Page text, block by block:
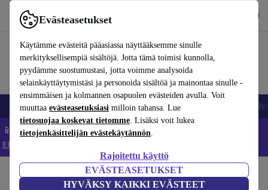
Evästeasetukset
Käytämme evästeitä pääasiassa näyttääksemme sinulle
merkityksellisempiä sisältöjä. Jotta tämä toimisi kunnolla,
pyydämme suostumustasi, jotta voimme analysoida
selainkäyttäytymistäsi ja personoida sisältöä ja mainontaa sinulle -
ensimmäisen ja kolmannen osapuolen evästeiden avulla. Voit
muuttaa evästeasetuksiasi milloin tahansa. Lue
tietosuojaa koskevat tietomme. Lisäksi voit lukea
tietojenkäsittelijän evästekäytännön.
Rajoitettu käyttö
EVÄSTEASETUKSET
HYVÄKSY KAIKKI EVÄSTEET
Käytä refurbed-palvelua nopeasti ja helposti
Matkapuhelimet ja älypuhelimet Kannettavat tietokoneet
📱 Säästä 5 % LISÄÄ iPhoneista – Koodi: IPHONEDEAL –
Ehdot ja säännöt
Juomat Kahvi